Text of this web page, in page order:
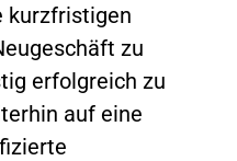
kurzfristigen
zu
erfolgreich zu
auf eine